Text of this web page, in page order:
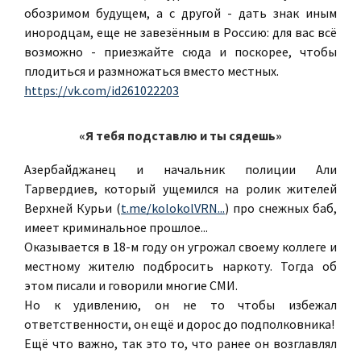
обозримом будущем, а с другой - дать знак иным
инородцам, еще не завезённым в Россию: для вас всё
возможно - приезжайте сюда и поскорее, чтобы
плодиться и размножаться вместо местных.
https://vk.com/id261022203
«Я тебя подставлю и ты сядешь»
Азербайджанец и начальник полиции Али
Тарвердиев, который ущемился на ролик жителей
Верхней Курьи (t.me/kolokolVRN...) про снежных баб,
имеет криминальное прошлое...
Оказывается в 18-м году он угрожал своему коллеге и
местному жителю подбросить наркоту. Тогда об
этом писали и говорили многие СМИ.
Но к удивлению, он не то чтобы избежал
ответственности, он ещё и дорос до подполковника!
Ещё что важно, так это то, что ранее он возглавлял